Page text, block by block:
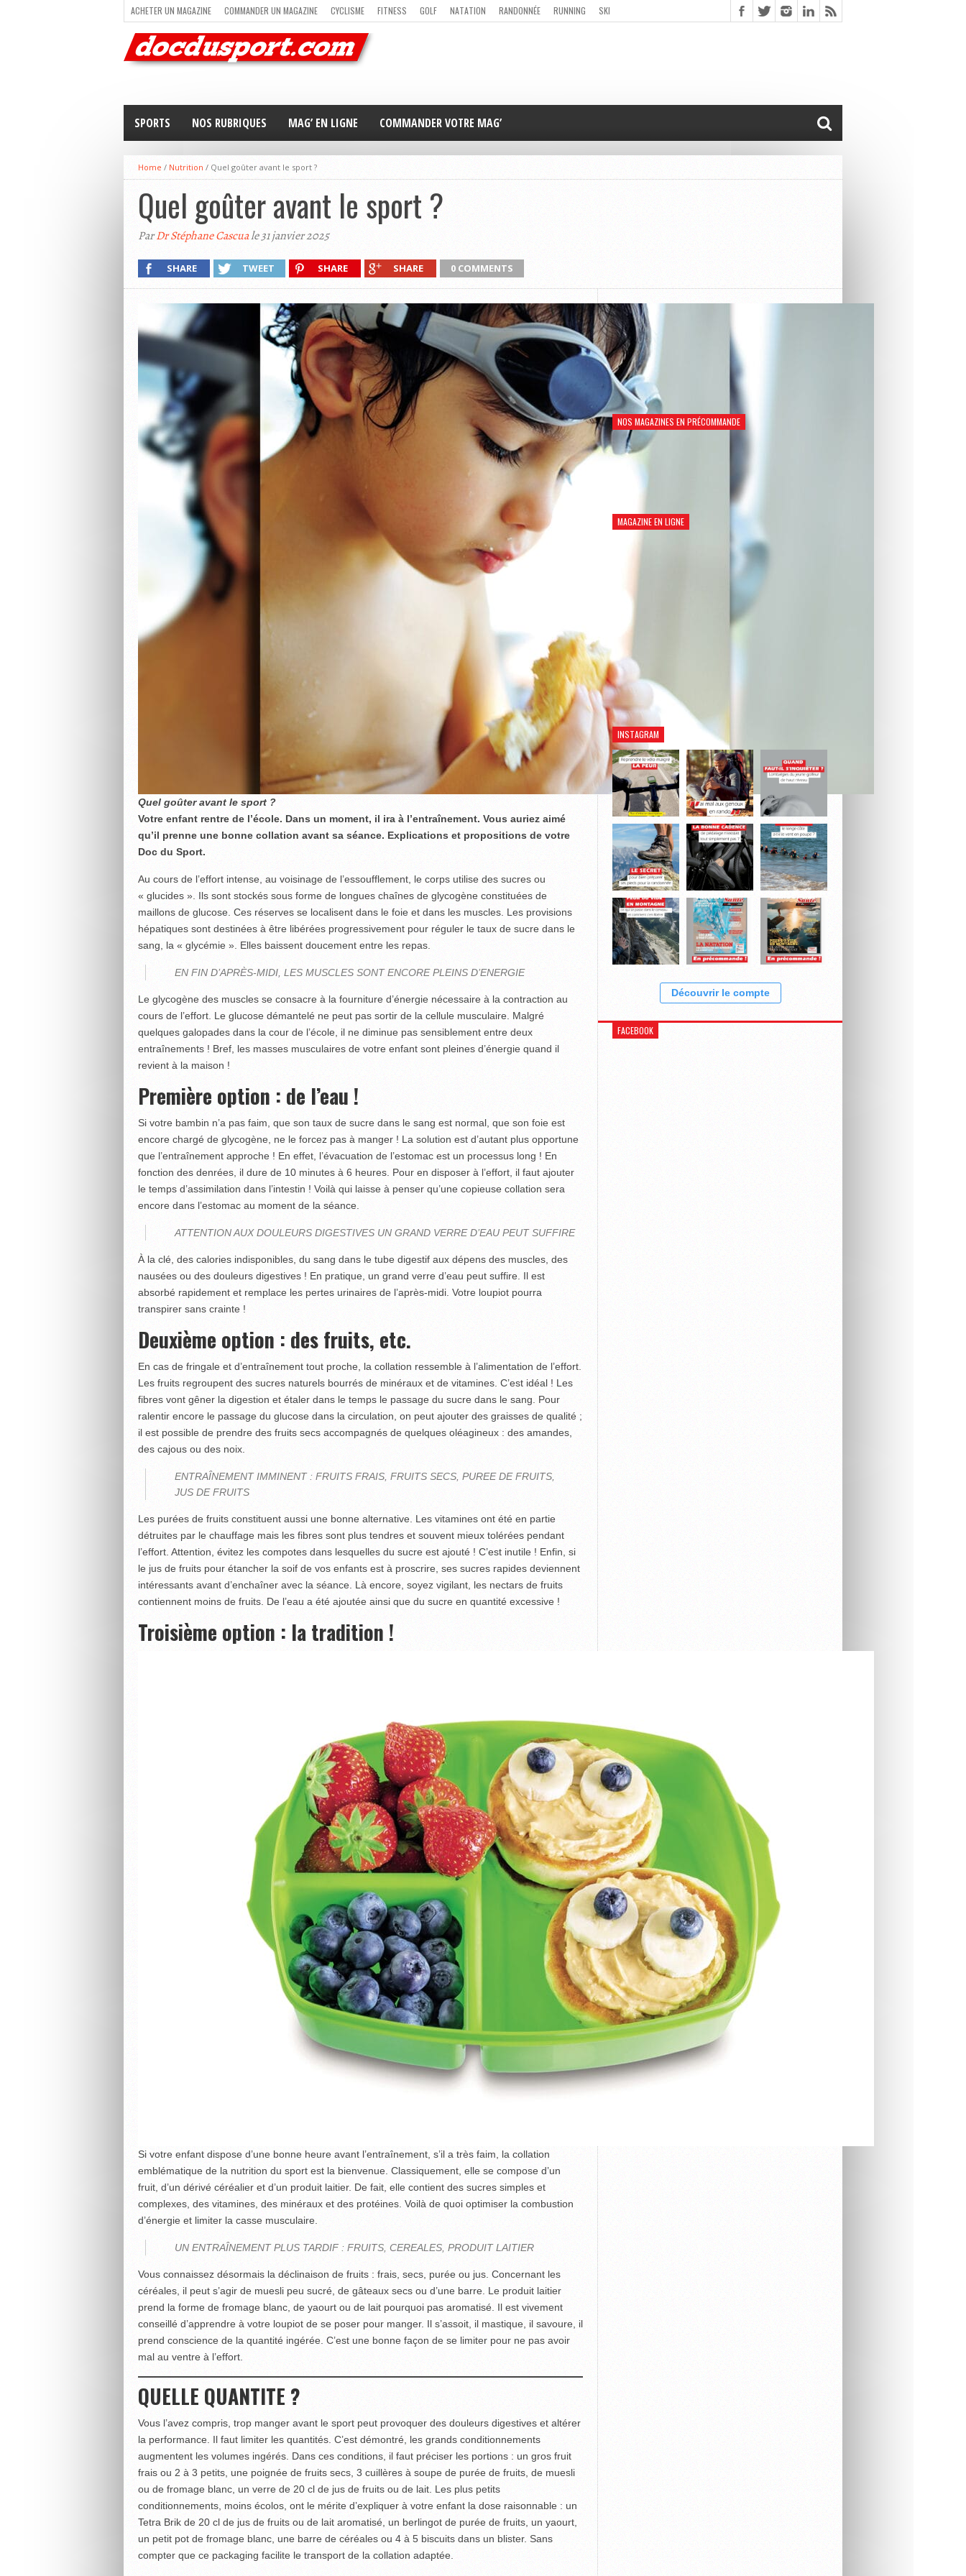
ACHETER UN MAGAZINE COMMANDER UN MAGAZINE CYCLISME FITNESS GOLF NATATION RANDONNÉE RUNNING
SKI
TRAIL RUNNING
TRIATHLON VOILE NEWSLETTER MAG’ EN LIGNE
SPORTS NOS RUBRIQUES MAG’ EN LIGNE COMMANDER VOTRE MAG’
Home / Nutrition / Quel goûter avant le sport ?
Quel goûter avant le sport ?
ParDr Stéphane Cascuale 31 janvier 2025
SHARE TWEET SHARE SHARE 0 COMMENTS
Quel goûter avant le sport ?
Votre enfant rentre de l’école. Dans un moment, il ira à l’entraînement. Vous auriez aimé
qu’il prenne une bonne collation avant sa séance. Explications et propositions de votre
Doc du Sport.
Au cours de l’effort intense, au voisinage de l’essoufflement, le corps utilise des sucres ou
« glucides ». Ils sont stockés sous forme de longues chaînes de glycogène constituées de
maillons de glucose. Ces réserves se localisent dans le foie et dans les muscles. Les provisions
hépatiques sont destinées à être libérées progressivement pour réguler le taux de sucre dans le
sang, la « glycémie ». Elles baissent doucement entre les repas.
EN FIN D’APRÈS-MIDI, LES MUSCLES SONT ENCORE PLEINS D’ENERGIE
Le glycogène des muscles se consacre à la fourniture d’énergie nécessaire à la contraction au
cours de l’effort. Le glucose démantelé ne peut pas sortir de la cellule musculaire. Malgré
quelques galopades dans la cour de l’école, il ne diminue pas sensiblement entre deux
entraînements ! Bref, les masses musculaires de votre enfant sont pleines d’énergie quand il
revient à la maison !
Première option : de l’eau !
Si votre bambin n’a pas faim, que son taux de sucre dans le sang est normal, que son foie est
encore chargé de glycogène, ne le forcez pas à manger ! La solution est d’autant plus opportune
que l’entraînement approche ! En effet, l’évacuation de l’estomac est un processus long ! En
fonction des denrées, il dure de 10 minutes à 6 heures. Pour en disposer à l’effort, il faut ajou­ter
le temps d’assimilation dans l’intestin ! Voilà qui laisse à pen­ser qu’une copieuse collation sera
encore dans l’estomac au moment de la séance.
ATTENTION AUX DOULEURS DIGESTIVES UN GRAND VERRE D’EAU PEUT SUFFIRE
À la clé, des calories indisponibles, du sang dans le tube digestif aux dépens des muscles, des
nausées ou des douleurs digestives ! En pratique, un grand verre d’eau peut suffire. Il est
absorbé rapidement et remplace les pertes urinaires de l’après-midi. Votre loupiot pourra
transpirer sans crainte !
Deuxième option : des fruits, etc.
En cas de fringale et d’entraînement tout proche, la collation ressemble à l’alimentation de l’effort.
Les fruits regroupent des sucres naturels bourrés de minéraux et de vitamines. C’est idéal ! Les
fibres vont gêner la digestion et étaler dans le temps le passage du sucre dans le sang. Pour
ralentir encore le passage du glucose dans la circulation, on peut ajouter des graisses de qualité ;
il est possible de prendre des fruits secs accompagnés de quelques oléagineux : des amandes,
des cajous ou des noix.
ENTRAÎNEMENT IMMINENT : FRUITS FRAIS, FRUITS SECS, PUREE DE FRUITS,
JUS DE FRUITS
Les purées de fruits constituent aussi une bonne alternative. Les vitamines ont été en partie
détruites par le chauffage mais les fibres sont plus tendres et souvent mieux tolérées pendant
l’effort. Attention, évitez les compotes dans lesquelles du sucre est ajouté ! C’est inutile ! Enfin, si
le jus de fruits pour étancher la soif de vos enfants est à proscrire, ses sucres rapides deviennent
intéressants avant d’enchaîner avec la séance. Là encore, soyez vigilant, les nectars de fruits
contiennent moins de fruits. De l’eau a été ajoutée ainsi que du sucre en quantité excessive !
Troisième option : la tradition !
Si votre enfant dispose d’une bonne heure avant l’entraînement, s’il a très faim, la collation
emblématique de la nutrition du sport est la bienvenue. Classiquement, elle se compose d’un
fruit, d’un dérivé céréalier et d’un produit laitier. De fait, elle contient des sucres simples et
complexes, des vitamines, des minéraux et des protéines. Voilà de quoi optimiser la combustion
d’énergie et limiter la casse musculaire.
UN ENTRAÎNEMENT PLUS TARDIF : FRUITS, CEREALES, PRODUIT LAITIER
Vous connaissez désormais la déclinaison de fruits : frais, secs, purée ou jus. Concernant les
céréales, il peut s’agir de muesli peu sucré, de gâteaux secs ou d’une barre. Le pro­duit laitier
prend la forme de fromage blanc, de yaourt ou de lait pour­quoi pas aromatisé. Il est vivement
conseillé d’appren­dre à votre loupiot de se poser pour manger. Il s’assoit, il mastique, il savoure, il
prend conscience de la quantité ingérée. C’est une bonne façon de se limiter pour ne pas avoir
mal au ventre à l’effort.
QUELLE QUANTITE ?
Vous l’avez compris, trop manger avant le sport peut provoquer des douleurs digestives et altérer
la performance. Il faut limiter les quantités. C’est démontré, les grands conditionnements
augmentent les volumes ingérés. Dans ces conditions, il faut préciser les portions : un gros fruit
frais ou 2 à 3 petits, une poignée de fruits secs, 3 cuillères à soupe de purée de fruits, de muesli
ou de fromage blanc, un verre de 20 cl de jus de fruits ou de lait. Les plus petits
conditionnements, moins écolos, ont le mérite d’expliquer à votre enfant la dose raisonnable : un
Tetra Brik de 20 cl de jus de fruits ou de lait aromatisé, un berlingot de purée de fruits, un yaourt,
un petit pot de fromage blanc, une barre de céréales ou 4 à 5 biscuits dans un blister. Sans
compter que ce packaging facilite le transport de la collation adaptée.
NOS MAGAZINES EN PRÉCOMMANDE
MAGAZINE EN LIGNE
Découvrez notre dernier numéro Natation Santé.
Je découvre le magazine
INSTAGRAM
Découvrir le compte
FACEBOOK